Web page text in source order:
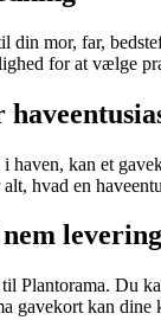
din mor, far,
for at vælge
haven, kan et
hvad en
Plantorama. Du
gavekort kan